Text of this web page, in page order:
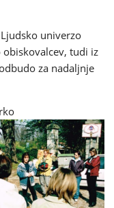
univerzo
obiskovalcev, tudi iz
za nadaljnje